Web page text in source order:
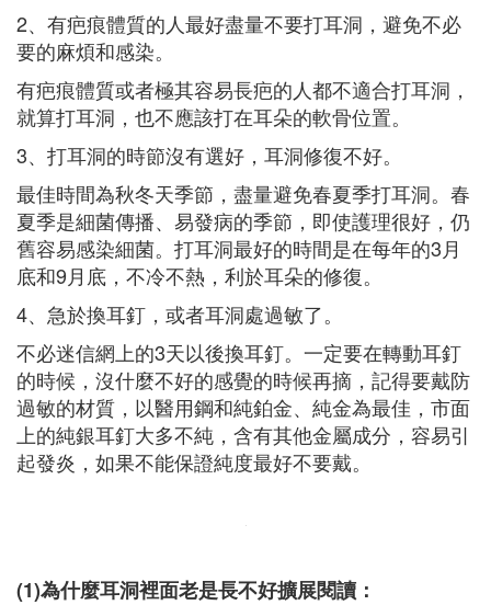
2、有疤痕體質的人最好盡量不要打耳洞，避免不必
要的麻煩和感染。
有疤痕體質或者極其容易長疤的人都不適合打耳洞，
就算打耳洞，也不應該打在耳朵的軟骨位置。
3、打耳洞的時節沒有選好，耳洞修復不好。
最佳時間為秋冬天季節，盡量避免春夏季打耳洞。春
夏季是細菌傳播、易發病的季節，即使護理很好，仍
舊容易感染細菌。打耳洞最好的時間是在每年的3月
底和9月底，不冷不熱，利於耳朵的修復。
4、急於換耳釘，或者耳洞處過敏了。
不必迷信網上的3天以後換耳釘。一定要在轉動耳釘
的時候，沒什麼不好的感覺的時候再摘，記得要戴防
過敏的材質，以醫用鋼和純鉑金、純金為最佳，市面
上的純銀耳釘大多不純，含有其他金屬成分，容易引
起發炎，如果不能保證純度最好不要戴。
(1)為什麼耳洞裡面老是長不好擴展閱讀：